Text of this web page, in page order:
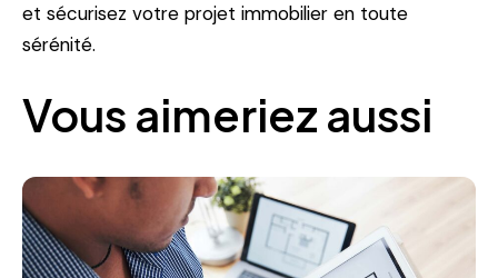
et sécurisez votre projet immobilier en toute
sérénité.